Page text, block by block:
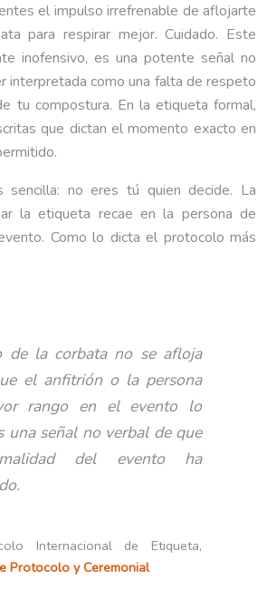
el impulso irrefrenable de aflojarte
para respirar mejor. Cuidado. Este
inofensivo, es una potente señal no
interpretada como una falta de respeto
tu compostura. En la etiqueta formal,
que dictan el momento exacto en
no eres tú quien decide. La
la etiqueta recae en la persona de
Como lo dicta el protocolo más
de la corbata no se afloja
el anfitrión o la persona
rango en el evento lo
una señal no verbal de que
del evento ha
Internacional de Etiqueta,
Protocolo y Ceremonial